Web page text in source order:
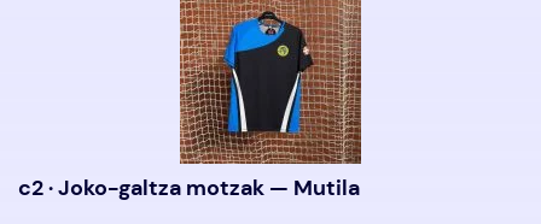
c2 · Joko-galtza motzak — Mutila